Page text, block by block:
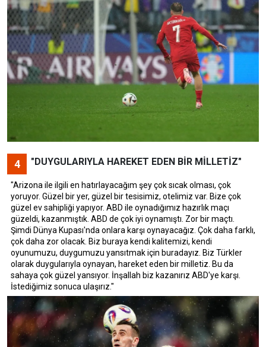
4 "DUYGULARIYLA HAREKET EDEN BİR MİLLETİZ"
"Arizona ile ilgili en hatırlayacağım şey çok sıcak olması, çok
yoruyor. Güzel bir yer, güzel bir tesisimiz, otelimiz var. Bize çok
güzel ev sahipliği yapıyor. ABD ile oynadığımız hazırlık maçı
güzeldi, kazanmıştık. ABD de çok iyi oynamıştı. Zor bir maçtı.
Şimdi Dünya Kupası'nda onlara karşı oynayacağız. Çok daha farklı,
çok daha zor olacak. Biz buraya kendi kalitemizi, kendi
oyunumuzu, duygumuzu yansıtmak için buradayız. Biz Türkler
olarak duygularıyla oynayan, hareket eden bir milletiz. Bu da
sahaya çok güzel yansıyor. İnşallah biz kazanırız ABD'ye karşı.
İstediğimiz sonuca ulaşırız."